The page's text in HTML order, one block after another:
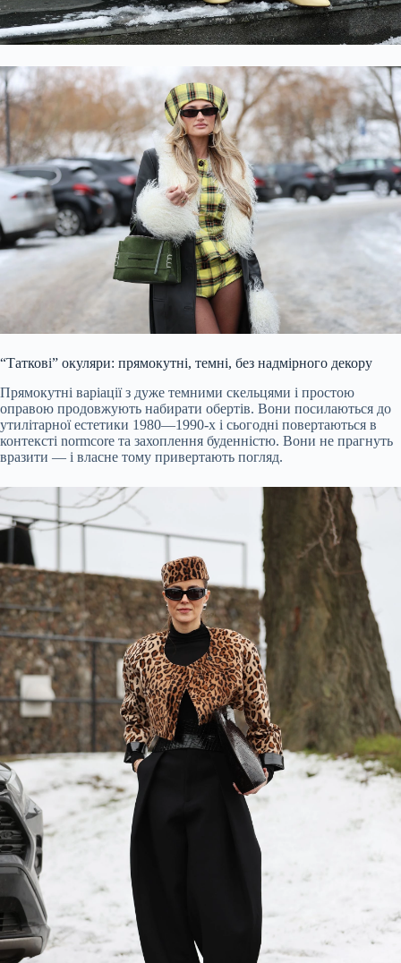
“Таткові” окуляри: прямокутні, темні, без надмірного декору
Прямокутні варіації з дуже темними скельцями і простою
оправою продовжують набирати обертів. Вони посилаються до
утилітарної естетики 1980—1990-х і сьогодні повертаються в
контексті normcore та захоплення буденністю. Вони не прагнуть
вразити — і власне тому привертають погляд.